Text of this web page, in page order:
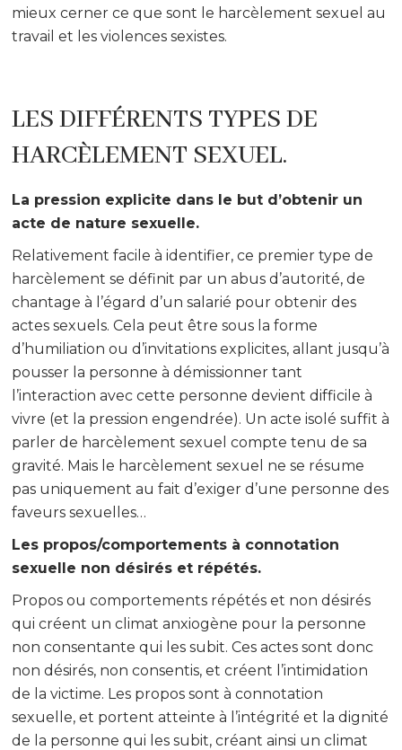
mieux cerner ce que sont le harcèlement sexuel au
travail et les violences sexistes.
LES DIFFÉRENTS TYPES DE
HARCÈLEMENT SEXUEL.
La pression explicite dans le but d’obtenir un
acte de nature sexuelle.
Relativement facile à identifier, ce premier type de
harcèlement se définit par un abus d’autorité, de
chantage à l’égard d’un salarié pour obtenir des
actes sexuels. Cela peut être sous la forme
d’humiliation ou d’invitations explicites, allant jusqu’à
pousser la personne à démissionner tant
l’interaction avec cette personne devient difficile à
vivre (et la pression engendrée). Un acte isolé suffit à
parler de harcèlement sexuel compte tenu de sa
gravité. Mais le harcèlement sexuel ne se résume
pas uniquement au fait d’exiger d’une personne des
faveurs sexuelles…
Les propos/comportements à connotation
sexuelle non désirés et répétés.
Propos ou comportements répétés et non désirés
qui créent un climat anxiogène pour la personne
non consentante qui les subit. Ces actes sont donc
non désirés, non consentis, et créent l’intimidation
de la victime. Les propos sont à connotation
sexuelle, et portent atteinte à l’intégrité et la dignité
de la personne qui les subit, créant ainsi un climat